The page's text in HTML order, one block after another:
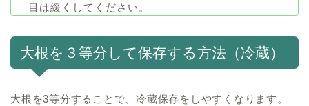
目は緩くしてください。
大根を３等分して保存する方法（冷蔵）
大根を3等分することで、冷蔵保存をしやすくなります。